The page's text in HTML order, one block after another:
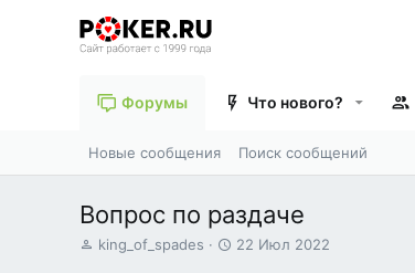
Форумы Что нового?
Новые сообщения Поиск сообщений
Вопрос по раздаче
А
king_of_spades
Д
22 Июл 2022